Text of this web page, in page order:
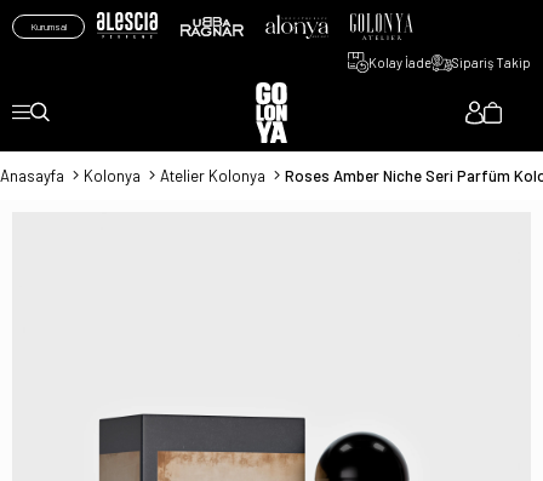
Kurumsal
Kolay İade Sipariş Takip
Anasayfa Kolonya Atelier Kolonya Roses Amber Niche Seri Parfüm